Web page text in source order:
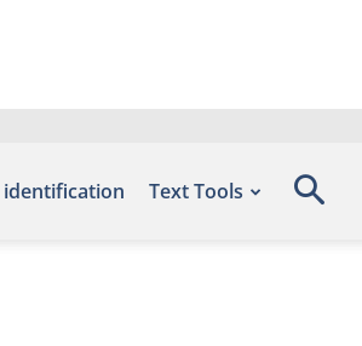
identification Text Tools